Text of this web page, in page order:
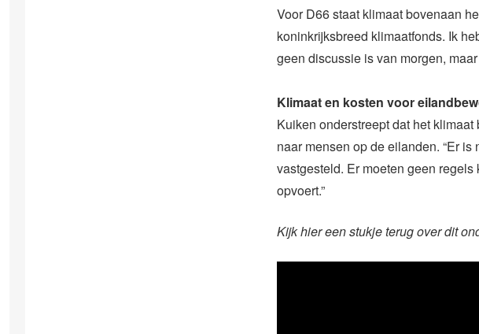
Voor D66 staat klimaat bovenaan
koninkrijksbreed klimaatfonds. Ik
geen discussie is van morgen,
Klimaat en kosten voor
Kuiken onderstreept dat het
naar mensen op de eilanden. “Er
vastgesteld. Er moeten geen
opvoert.”
Kijk hier een stukje terug over dit